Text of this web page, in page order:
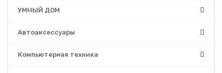
УМНЫЙ ДОМ
Автоаксессуары
Компьютерная техника